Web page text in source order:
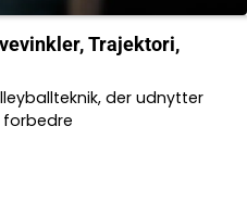
Trajektori,
der udnytter